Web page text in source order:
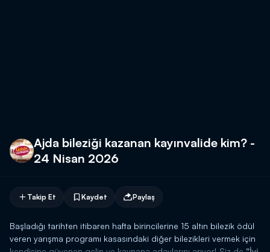
Ajda bileziği kazanan kayınvalide kim? -
24 Nisan 2026
Takip Et Kaydet Paylaş
Başladığı tarihten itibaren hafta birincilerine 15 altın bilezik ödül
veren yarışma programı kasasındaki diğer bilezikleri vermek için